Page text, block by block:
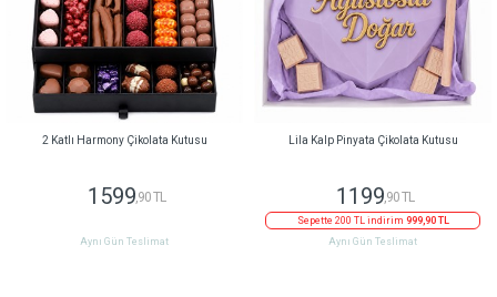
2 Katlı Harmony Çikolata Kutusu
1599 ,90 TL
Aynı Gün Teslimat
Lila Kalp Pinyata Çikolata Kutusu
1199 ,90 TL
Sepette 200 TL indirim 999,90 TL
Aynı Gün Teslimat